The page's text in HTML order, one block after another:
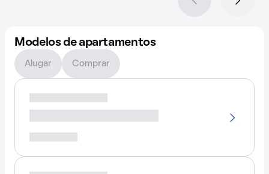
Modelos de apartamentos
Alugar Comprar